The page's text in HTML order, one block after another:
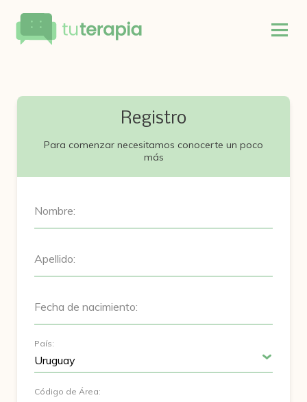
Registro
Para comenzar necesitamos conocerte un poco
más
Nombre:
Apellido:
Fecha de nacimiento:
País:
Código de Área: